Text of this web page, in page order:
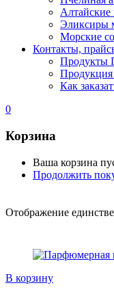
Алтайские
Эликсиры
Морские
Контакты,
Продукты
Как
0
Корзина
Ваша корзина
Продолжить
Отображение
В корзину